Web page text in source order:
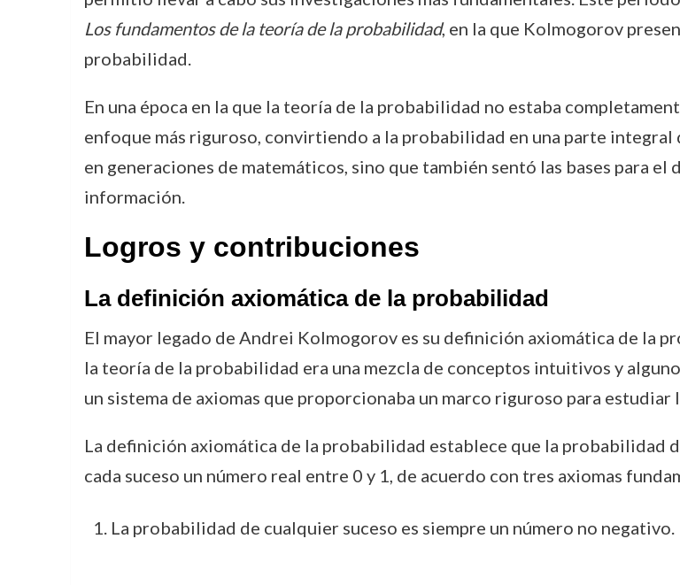
Los fundamentos de la teoría de la probabilidad, en la que Kolmogorov
probabilidad.
En una época en la que la teoría de la probabilidad no estaba
enfoque más riguroso, convirtiendo a la probabilidad en una parte
en generaciones de matemáticos, sino que también sentó las bases para
información.
Logros y contribuciones
La definición axiomática de la probabilidad
El mayor legado de Andrei Kolmogorov es su definición axiomática de la
la teoría de la probabilidad era una mezcla de conceptos intuitivos y
un sistema de axiomas que proporcionaba un marco riguroso para
La definición axiomática de la probabilidad establece que la probabilidad
cada suceso un número real entre 0 y 1, de acuerdo con tres axiomas
La probabilidad de cualquier suceso es siempre un número no negativo.